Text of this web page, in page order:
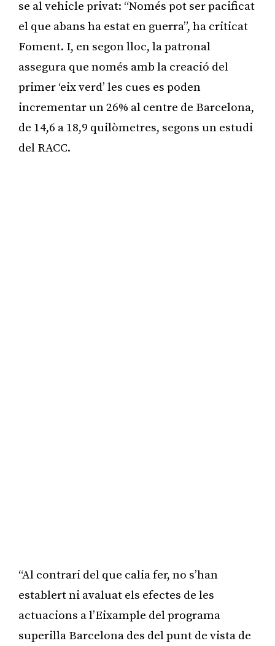
se al vehicle privat: “Només pot ser pacificat
el que abans ha estat en guerra”, ha criticat
Foment. I, en segon lloc, la patronal
assegura que només amb la creació del
primer ‘eix verd’ les cues es poden
incrementar un 26% al centre de Barcelona,
de 14,6 a 18,9 quilòmetres, segons un estudi
del RACC.
“Al contrari del que calia fer, no s’han
establert ni avaluat els efectes de les
actuacions a l’Eixample del programa
superilla Barcelona des del punt de vista de